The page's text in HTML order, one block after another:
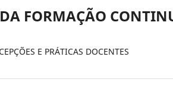
FORMAÇÃO
E PRÁTICAS DOCENTES